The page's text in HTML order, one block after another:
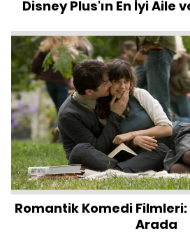
Disney Plus'ın En İyi Aile
Romantik Komedi Filmleri:
Arada